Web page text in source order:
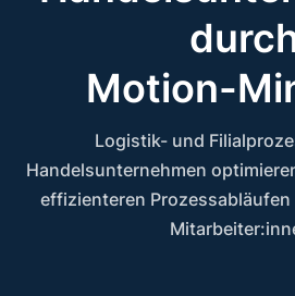
Motion-
Logistik- und
Handelsunternehmen
effizienteren